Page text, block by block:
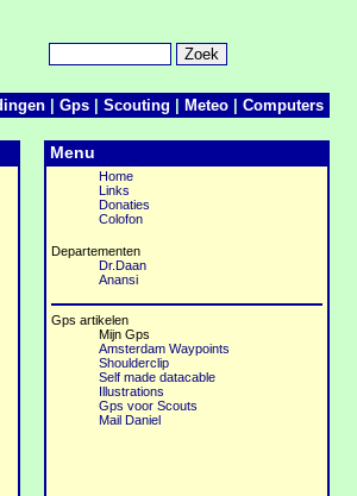
|Gps |Scouting Meteo |Computers
Menu
Home
Links
Donaties
Colofon
Departementen
Dr.Daan
Anansi
Gps artikelen
Mijn Gps
Amsterdam Waypoints
Shoulderclip
Self made datacable
Illustrations
Gps voor Scouts
Mail Daniel